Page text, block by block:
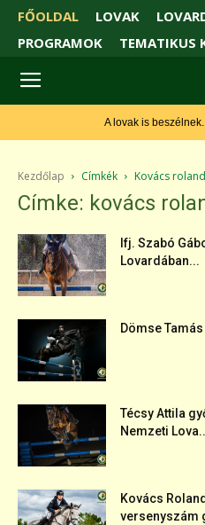
FŐOLDAL LOVAK
PROGRAMOK
TEMATIKUS
A lovak is
Kezdőlap Címkék Kovács roland
Címke: kovács
Ifj. Szabó
Lovardában...
Dömse
Técsy Attila
Nemzeti
Kovács
versenyszám